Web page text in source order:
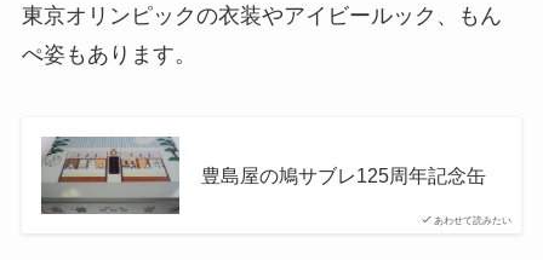
東京オリンピックの衣装やアイビールック、もん
ぺ姿もあります。
あわせて読みたい
豊島屋の鳩サブレ125周年記念缶